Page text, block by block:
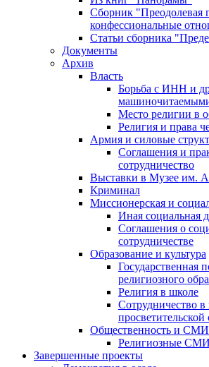
Сборник "Преодолевая
конфессиональные
Статьи сборника
Документы
Архив
Власть
Борьба с ИНН и
Место религии в
Религия и права
Армия и силовые
Соглашения и
сотрудничество
Выставки в Музее им.
Криминал
Миссионерская и
Иная социальная
Соглашения о
сотрудничестве
Образование и культура
Государственная
религиозного
Религия в школе
Сотрудничество в
просветительской
Общественность и СМИ
Религиозные СМИ
Завершенные проекты